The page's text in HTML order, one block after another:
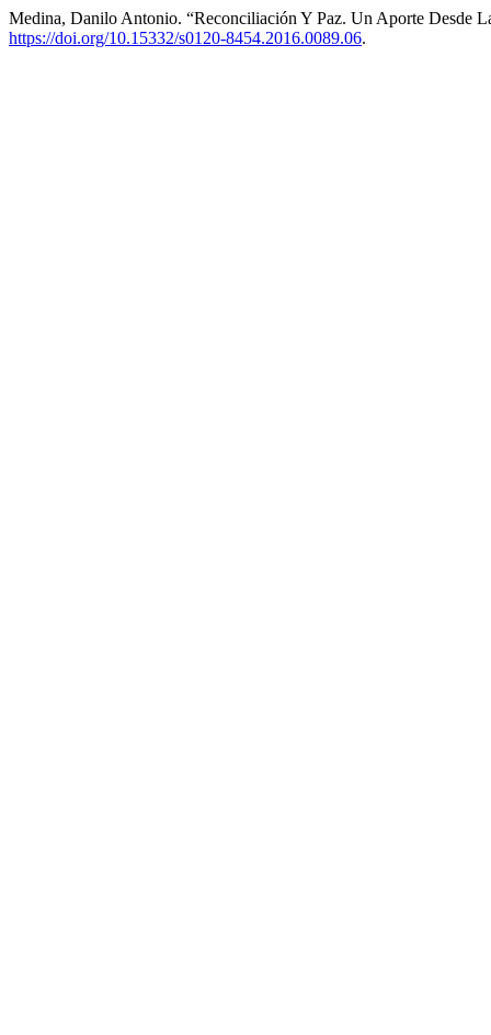
Medina, Danilo Antonio. “Reconciliación Y Paz. Un Aporte Desde
https://doi.org/10.15332/s0120-8454.2016.0089.06.